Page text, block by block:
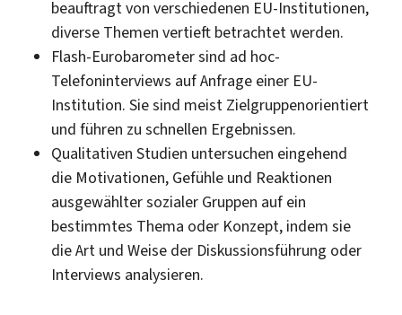
beauftragt von verschiedenen EU-Institutionen,
diverse Themen vertieft betrachtet werden.
Flash-Eurobarometer sind ad hoc-
Telefoninterviews auf Anfrage einer EU-
Institution. Sie sind meist Zielgruppenorientiert
und führen zu schnellen Ergebnissen.
Qualitativen Studien untersuchen eingehend
die Motivationen, Gefühle und Reaktionen
ausgewählter sozialer Gruppen auf ein
bestimmtes Thema oder Konzept, indem sie
die Art und Weise der Diskussionsführung oder
Interviews analysieren.